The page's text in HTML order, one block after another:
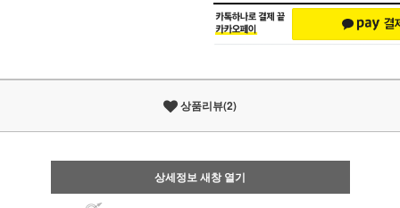
상품리뷰(2)
상세정보 새창 열기